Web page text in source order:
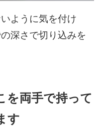
ように気を付け
深さで切り込みを
を両手で持って
す